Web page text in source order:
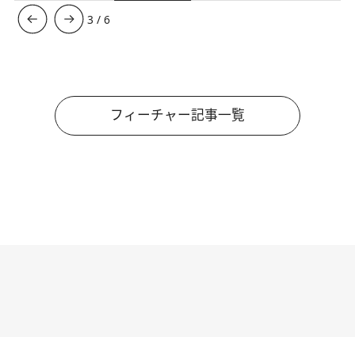
3 /6
フィーチャー記事一覧